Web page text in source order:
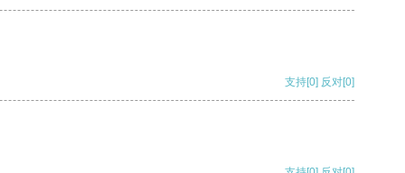
支持[0] 反对[0]